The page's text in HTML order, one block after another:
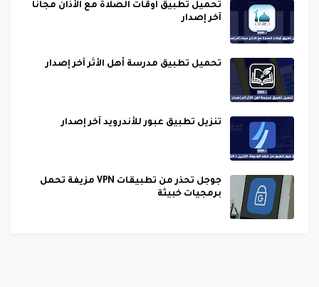
تحميل تطبيق أوقات الصلاة مع الأذان مجانا
آخر إصدار
تحميل تطبيق مدرسة أهل الأثر آخر إصدار
تنزيل تطبيق عبور للأندرويد آخر إصدار
جوجل تحذر من تطبيقات VPN مزيفة تحمل
برمجيات خبيثة